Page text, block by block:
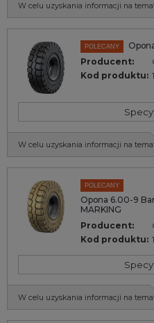
W celu uzyskania informacji na
POLECANY
Producent:
Kod produktu:
W celu uzyskania informacji na
POLECANY
Opona 6.00-9
MARKING
Producent:
Kod produktu:
W celu uzyskania informacji na